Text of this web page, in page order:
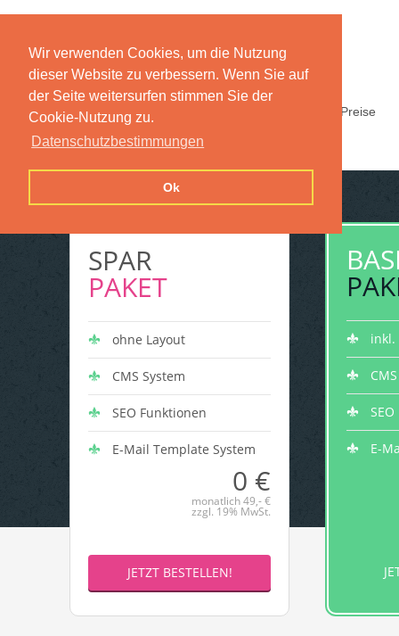
Wir verwenden Cookies, um die Nutzung
dieser Website zu verbessern. Wenn Sie auf
der Seite weitersurfen stimmen Sie der
Cookie-Nutzung zu.
Datenschutzbestimmungen
Ok
Preise
SPAR
PAKET
ohne Layout
CMS System
SEO Funktionen
E-Mail Template System
0 €
monatlich 49,- €
zzgl. 19% MwSt.
JETZT BESTELLEN!
inkl.
E-